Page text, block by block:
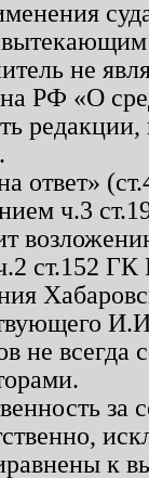
не
РФ «О
ответ»
ч.3
ст.152
не
к